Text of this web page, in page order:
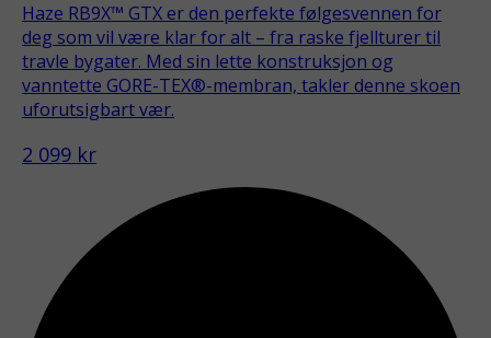
Haze RB9X™ GTX er den perfekte følgesvennen for
deg som vil være klar for alt – fra raske fjellturer til
travle bygater. Med sin lette konstruksjon og
vanntette GORE-TEX®-membran, takler denne skoen
uforutsigbart vær.
2 099 kr